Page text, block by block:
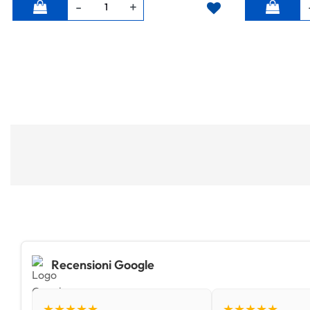
Recensioni Google